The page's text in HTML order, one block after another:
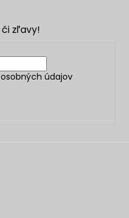
či zľavy!
údajov